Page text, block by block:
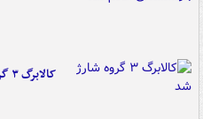
کالابرگ ۳ گروه شارژ شد